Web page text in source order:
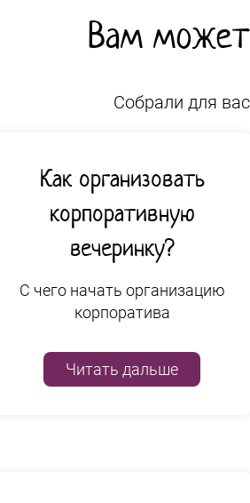
Вам
Собрали для
Как организовать
корпоративную
вечеринку?
С чего начать организацию
корпоратива
Читать дальше